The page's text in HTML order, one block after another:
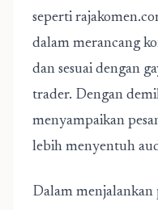
seperti
dalam merancang
dan sesuai dengan
trader. Dengan
menyampaikan
lebih menyentuh
Dalam menjalankan